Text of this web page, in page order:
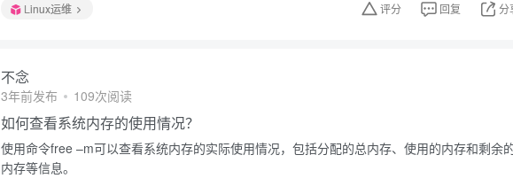
Linux运维 评分 回复 分
不念
3年前发布 109次阅读
如何查看系统内存的使用情况？
使用命令free –m可以查看系统内存的实际使用情况，包括分配的总内存、使用的内存和剩余
内存等信息。